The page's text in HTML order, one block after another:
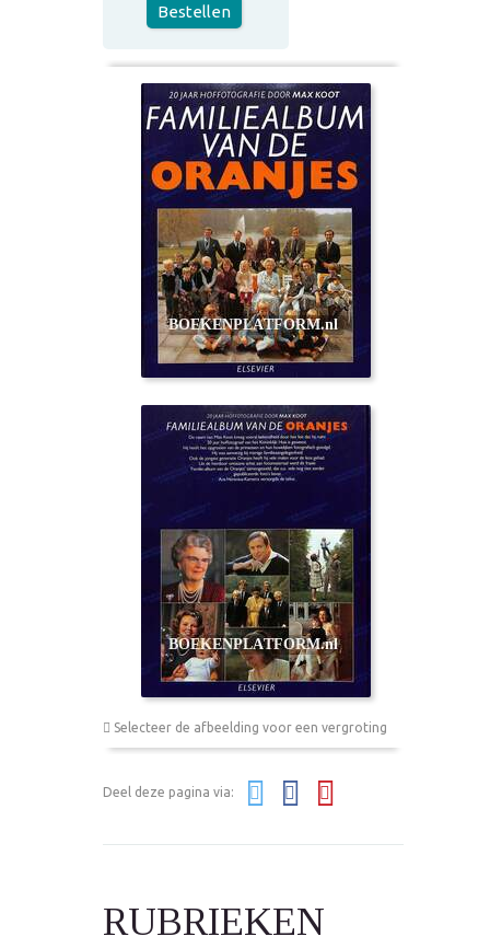
Bestellen
Selecteer de afbeelding voor een vergroting
Deel deze pagina via:
RUBRIEKEN